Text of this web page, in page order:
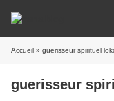
Accueil » guerisseur spirituel
guerisseur